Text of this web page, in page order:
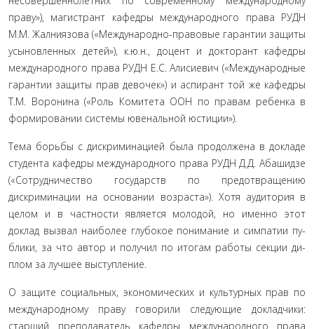
праву»), магистрант кафедры международного права РУДН
М.М. Жалниязова («Международно-правовые гарантии защи­ты
усыновленных детей»), к.ю.н., доцент и докторант кафедры
международного права РУДН Е.С. Алисиевич («Международ­ные
гарантии защиты прав девочек») и аспирант той же кафе­дры
Т.М. Воронина («Роль Комитета ООН по правам ребенка в
формировании системы ювенальной юстиции»).
Тема борьбы с дискриминацией была продолжена в докладе
студента кафедры международного права РУДН Д.Д. Абашидзе
(«Сотрудничество государств по предотвраще­нию
дискриминации на основании возраста»). Хотя аудито­рия в
целом и в частности является молодой, но именно этот
доклад вызвал наиболее глубокое понимание и симпатии пу­
блики, за что автор и получил по итогам работы секции ди­
плом за лучшее выступление.
О защите социальных, экономических и культурных прав по
международному праву говорили следующие докладчи­ки:
старший преподаватель кафедры международного права